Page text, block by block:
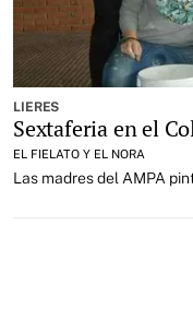
LIERES
Sextaferia en el
EL FIELATO Y EL NORA
Las madres del AMPA